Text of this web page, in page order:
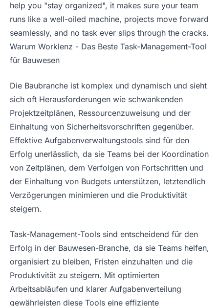
help you "stay organized", it makes sure your team
runs like a well-oiled machine, projects move forward
seamlessly, and no task ever slips through the cracks.
Warum Worklenz - Das Beste Task-Management-Tool
für Bauwesen
Die Baubranche ist komplex und dynamisch und sieht
sich oft Herausforderungen wie schwankenden
Projektzeitplänen, Ressourcenzuweisung und der
Einhaltung von Sicherheitsvorschriften gegenüber.
Effektive Aufgabenverwaltungstools sind für den
Erfolg unerlässlich, da sie Teams bei der Koordination
von Zeitplänen, dem Verfolgen von Fortschritten und
der Einhaltung von Budgets unterstützen, letztendlich
Verzögerungen minimieren und die Produktivität
steigern.
Task-Management-Tools sind entscheidend für den
Erfolg in der Bauwesen-Branche, da sie Teams helfen,
organisiert zu bleiben, Fristen einzuhalten und die
Produktivität zu steigern. Mit optimierten
Arbeitsabläufen und klarer Aufgabenverteilung
gewährleisten diese Tools eine effiziente